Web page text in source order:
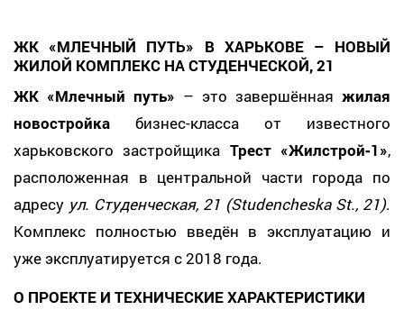
ЖК «МЛЕЧНЫЙ ПУТЬ» В ХАРЬКОВЕ – НОВЫЙ
ЖИЛОЙ КОМПЛЕКС НА СТУДЕНЧЕСКОЙ, 21
ЖК «Млечный путь» – это завершённая жилая
новостройка бизнес-класса от известного
харьковского застройщика Трест «Жилстрой‑1»,
расположенная в центральной части города по
адресу ул. Студенческая, 21 (Studencheska St., 21).
Комплекс полностью введён в эксплуатацию и
уже эксплуатируется с 2018 года.
О ПРОЕКТЕ И ТЕХНИЧЕСКИЕ ХАРАКТЕРИСТИКИ